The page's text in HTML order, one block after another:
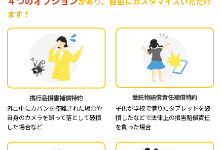
ます！
携行品損害補償特約
外出中にカバンを盗難された場合や
自身のカメラを誤って落として破損
した場合など
受託物賠償責任補償特約
子供が学校で借りたタブレットを破
損したなどで法律上の損害賠償責任
を負った場合